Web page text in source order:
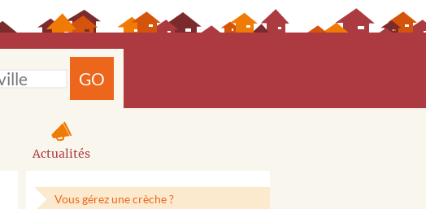
GO
Actualités
Vous gérez une crèche ?